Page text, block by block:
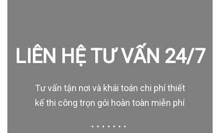
LIÊN HỆ TƯ VẤN 24/7
Tư vấn tận nơi và khái toán chi phí thiết
kế thi công trọn gói hoàn toàn miễn phí